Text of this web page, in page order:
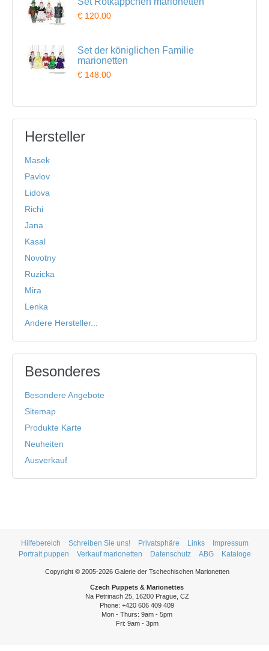
€ 120.00
Set der königlichen Familie
marionetten
€ 148.00
Hersteller
Masek
Pavlov
Lidova
Richi
Jana
Kasal
Novotny
Ruzicka
Mira
Lenka
Andere Hersteller...
Besonderes
Besondere Angebote
Sitemap
Produkte Karte
Neuheiten
Ausverkauf
Hilfebereich Schreiben Sie uns! Privatsphäre Links
Impressum
Portrait puppen
Verkauf marionetten Datenschutz ABG Kataloge
Copyright © 2005-2026 Galerie der Tschechischen Marionetten
Czech Puppets & Marionettes
Na Petrinach 25, 16200 Prague, CZ
Phone: +420 606 409 409
Mon - Thurs: 9am - 5pm
Fri: 9am - 3pm